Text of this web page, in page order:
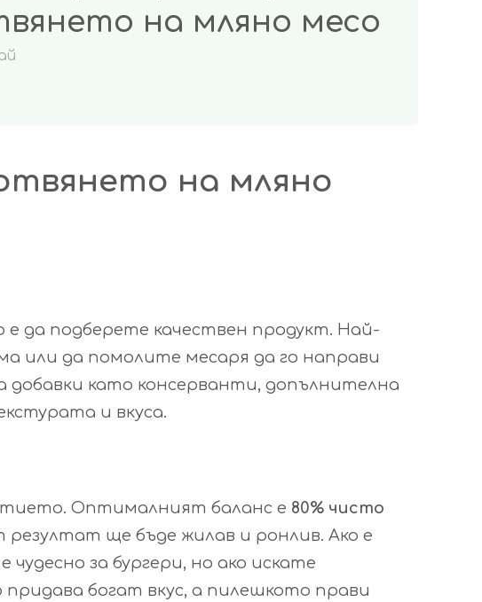
на мляно месо
приготвянето
на мляно
да подберете качествен продукт. Най-
или да помолите месаря да го направи
като консерванти, допълнителна
и вкуса.
Оптималният баланс е 80% чисто
резултат ще бъде жилав и ронлив. Ако е
за бургери, но ако искате
богат вкус, а пилешкото прави